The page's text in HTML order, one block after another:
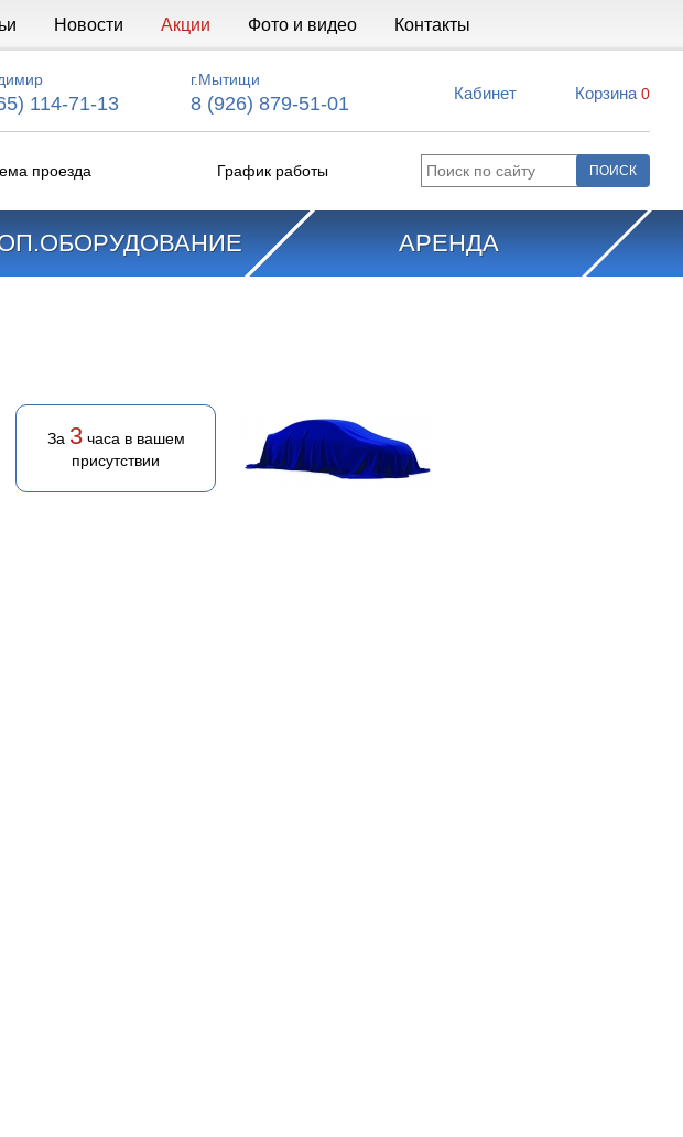
Новости Акции Фото и видео Контакты
114-71-13
г.Мытищи
8 (926) 879-51-01 Кабинет Корзина 0
проезда График работы
АРЕНДА
За 3часа в вашем
присутствии